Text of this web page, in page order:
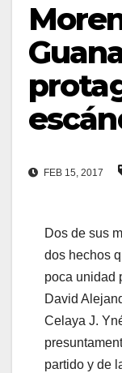
FEB 15, 2017
Dos de sus
dos hechos
poca unidad
David
Celaya J.
partido y de